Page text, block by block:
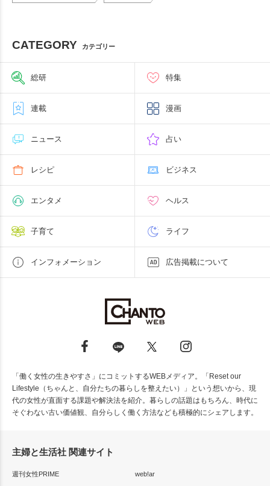
CATEGORY カテゴリー
総研 特集
連載 漫画
ニュース 占い
レシピ ビジネス
エンタメ ヘルス
子育て ライフ
インフォメーション 広告掲載について
「働く女性の生きやすさ」にコミットするWEBメディア。「Reset our
Lifestyle（ちゃんと、自分たちの暮らしを整えたい）」という想いから、現
代の女性が直面する課題や解決法を紹介。暮らしの話題はもちろん、時代に
そぐわない古い価値観、自分らしく働く方法なども積極的にシェアします。
主婦と生活社 関連サイト
週刊女性PRIME
web!ar